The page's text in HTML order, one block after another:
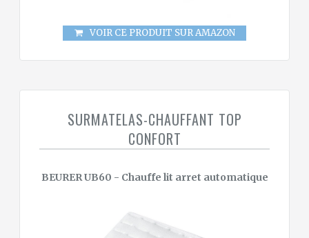
VOIR CE PRODUIT SUR AMAZON
SURMATELAS-CHAUFFANT TOP
CONFORT
BEURER UB60 - Chauffe lit arret automatique